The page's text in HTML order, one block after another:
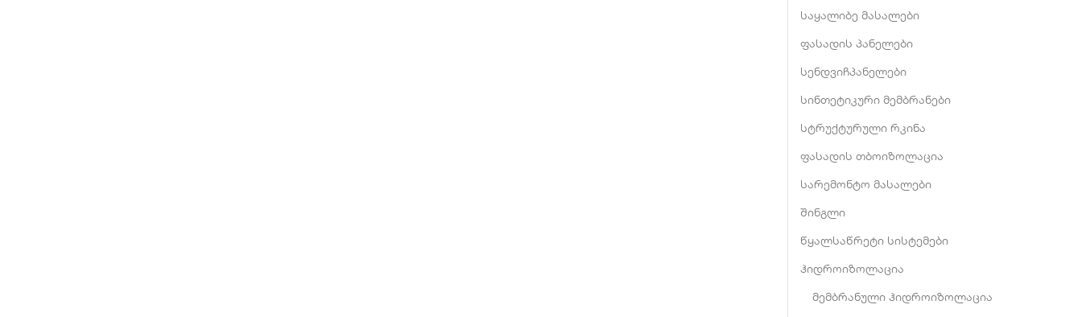
საყალიბე მასალები
ფასადის პანელები
სენდვიჩპანელები
სინთეტიკური მემბრანები
სტრუქტურული რკინა
ფასადის თბოიზოლაცია
სარემონტო მასალები
შინგლი
წყალსაწრეტი სისტემები
ჰიდროიზოლაცია
მემბრანული ჰიდროიზოლაცია